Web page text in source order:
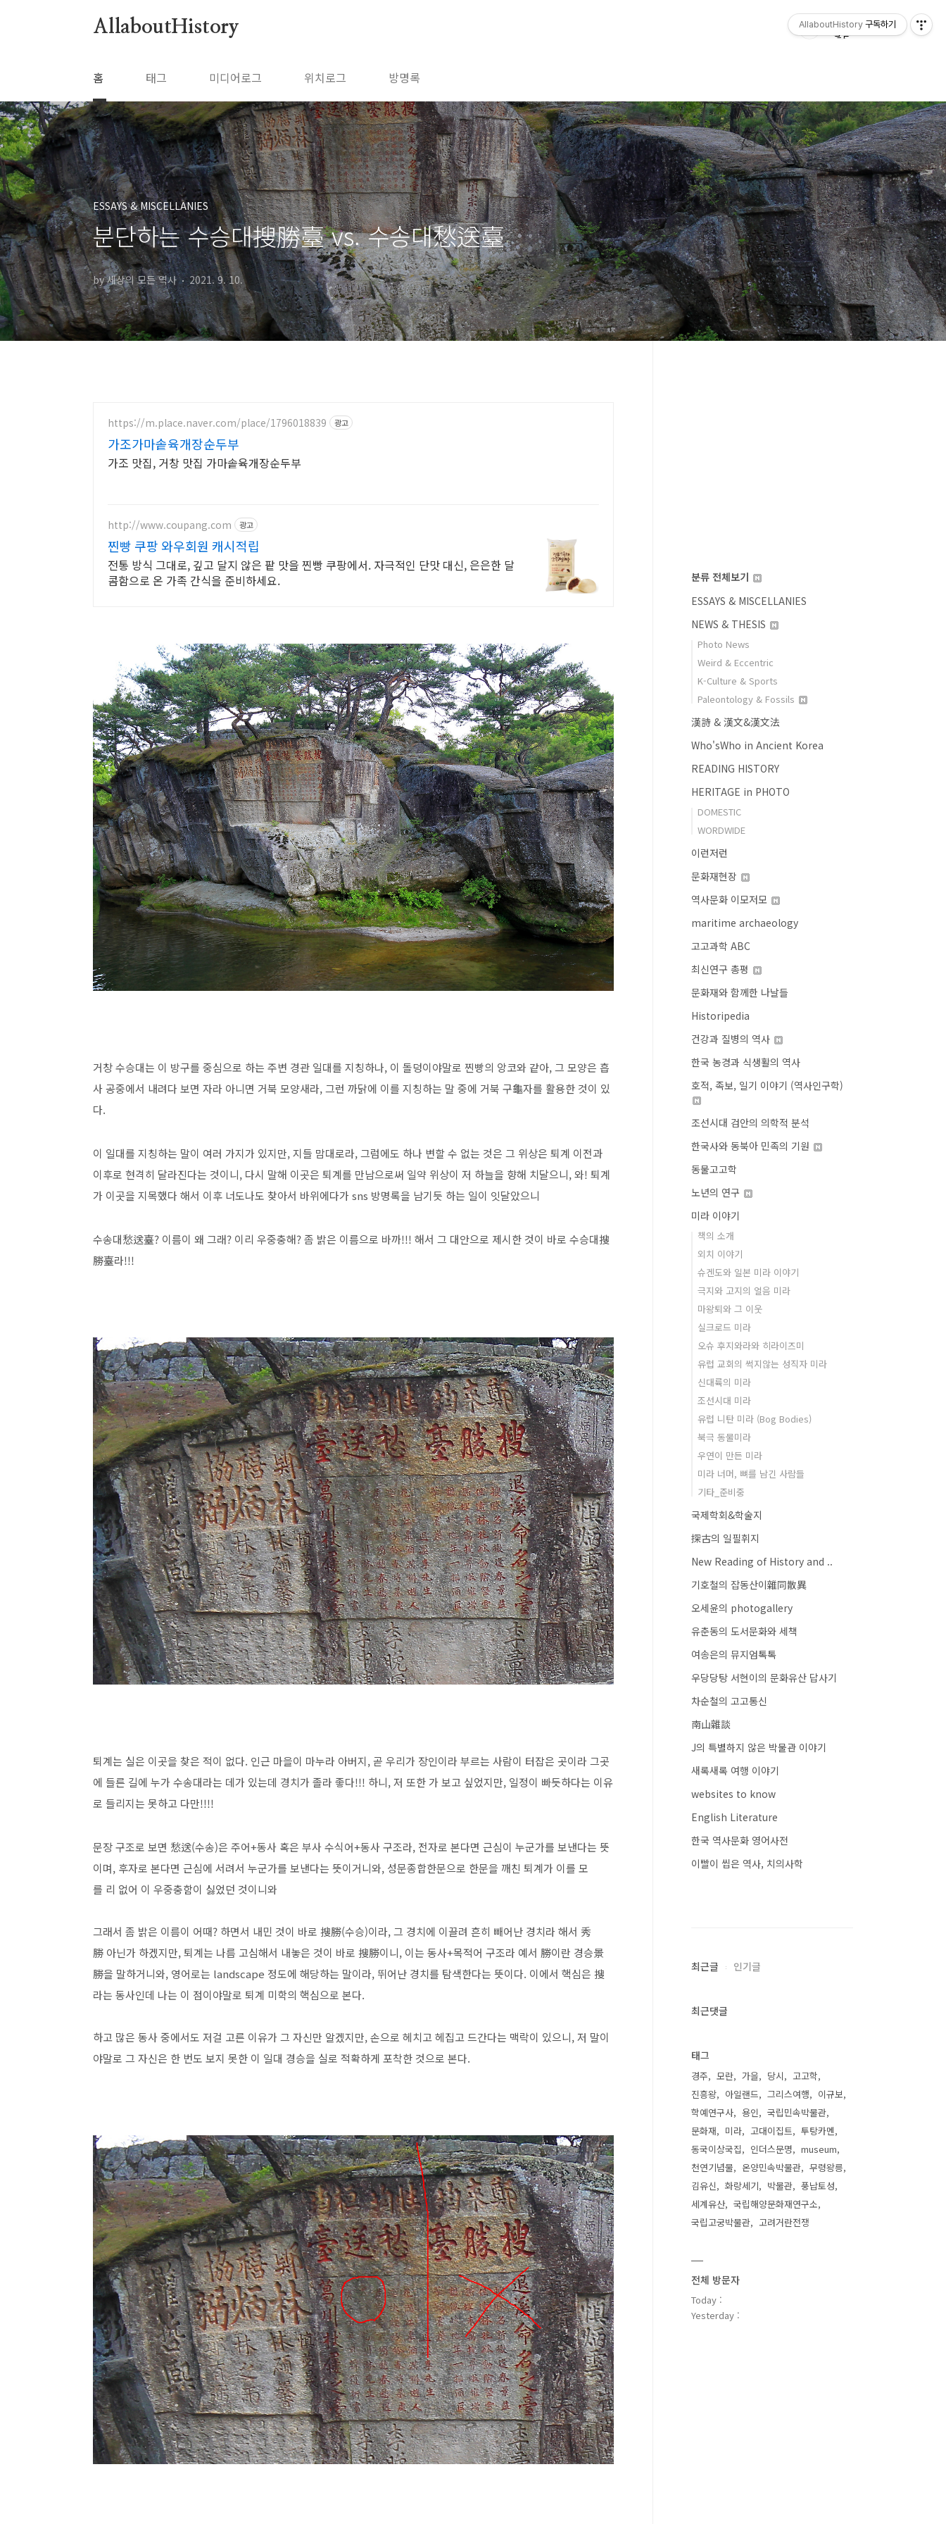
AllaboutHistory
홈 태그 미디어로그 위치로그 방명록
ESSAYS & MISCELLANIES
분단하는 수승대搜勝臺 vs. 수송대愁送臺
by 세상의 모든 역사 2021. 9. 10.
https://m.place.naver.com/place/1796018839 광고
가조가마솥육개장순두부
가조 맛집, 거창 맛집 가마솥육개장순두부
http://www.coupang.com 광고
찐빵 쿠팡 와우회원 캐시적립
전통 방식 그대로, 깊고 달지 않은 팥 맛을 찐빵 쿠팡에서. 자극적인 단맛 대신, 은은한 달
콤함으로 온 가족 간식을 준비하세요.
거창 수승대는 이 방구를 중심으로 하는 주변 경관 일대를 지칭하나, 이 돌덩이야말로 찐빵의 앙코와 같아, 그 모양은 흡
사 공중에서 내려다 보면 자라 아니면 거북 모양새라, 그런 까닭에 이를 지칭하는 말 중에 거북 구龜자를 활용한 것이 있
다.
이 일대를 지칭하는 말이 여러 가지가 있지만, 지들 맘대로라, 그럼에도 하나 변할 수 없는 것은 그 위상은 퇴계 이전과
이후로 현격히 달라진다는 것이니, 다시 말해 이곳은 퇴계를 만남으로써 일약 위상이 저 하늘을 향해 치달으니, 와! 퇴계
가 이곳을 지목했다 해서 이후 너도나도 찾아서 바위에다가 sns 방명록을 남기듯 하는 일이 잇달았으니
수송대愁送臺? 이름이 왜 그래? 이리 우중충해? 좀 밝은 이름으로 바까!!! 해서 그 대안으로 제시한 것이 바로 수승대搜
勝臺라!!!
퇴계는 실은 이곳을 찾은 적이 없다. 인근 마을이 마누라 아버지, 곧 우리가 장인이라 부르는 사람이 터잡은 곳이라 그곳
에 들른 길에 누가 수송대라는 데가 있는데 경치가 졸라 좋다!!! 하니, 저 또한 가 보고 싶었지만, 일정이 빠듯하다는 이유
로 들리지는 못하고 다만!!!!
문장 구조로 보면 愁送(수송)은 주어+동사 혹은 부사 수식어+동사 구조라, 전자로 본다면 근심이 누군가를 보낸다는 뜻
이며, 후자로 본다면 근심에 서려서 누군가를 보낸다는 뜻이거니와, 성문종합한문으로 한문을 깨친 퇴계가 이를 모
를 리 없어 이 우중충함이 싫었던 것이니와
그래서 좀 밝은 이름이 어때? 하면서 내민 것이 바로 搜勝(수승)이라, 그 경치에 이끌려 흔히 빼어난 경치라 해서 秀
勝 아닌가 하겠지만, 퇴계는 나름 고심해서 내놓은 것이 바로 搜勝이니, 이는 동사+목적어 구조라 예서 勝이란 경승景
勝을 말하거니와, 영어로는 landscape 정도에 해당하는 말이라, 뛰어난 경치를 탐색한다는 뜻이다. 이에서 핵심은 搜
라는 동사인데 나는 이 점이야말로 퇴계 미학의 핵심으로 본다.
하고 많은 동사 중에서도 저걸 고른 이유가 그 자신만 알겠지만, 손으로 헤치고 헤집고 드간다는 맥락이 있으니, 저 말이
야말로 그 자신은 한 번도 보지 못한 이 일대 경승을 실로 적확하게 포착한 것으로 본다.
분류 전체보기
ESSAYS & MISCELLANIES
NEWS & THESIS
Photo News
Weird & Eccentric
K-Culture & Sports
Paleontology & Fossils
漢詩 & 漢文&漢文法
Who'sWho in Ancient Korea
READING HISTORY
HERITAGE in PHOTO
DOMESTIC
WORDWIDE
이런저런
문화재현장
역사문화 이모저모
maritime archaeology
고고과학 ABC
최신연구 총평
문화재와 함께한 나날들
Historipedia
건강과 질병의 역사
한국 농경과 식생활의 역사
호적, 족보, 일기 이야기 (역사인구학)
조선시대 검안의 의학적 분석
한국사와 동북아 민족의 기원
동물고고학
노년의 연구
미라 이야기
책의 소개
외치 이야기
슈겐도와 일본 미라 이야기
극지와 고지의 얼음 미라
마왕퇴와 그 이웃
실크로드 미라
오슈 후지와라와 히라이즈미
유럽 교회의 썩지않는 성직자 미라
신대륙의 미라
조선시대 미라
유럽 니탄 미라 (Bog Bodies)
북극 동물미라
우연이 만든 미라
미라 너머, 뼈를 남긴 사람들
기타_준비중
국제학회&학술지
探古의 일필휘지
New Reading of History and ..
기호철의 잡동산이雜同散異
오세윤의 photogallery
유춘동의 도서문화와 세책
여송은의 뮤지엄톡톡
우당당탕 서현이의 문화유산 답사기
차순철의 고고통신
南山雜談
J의 특별하지 않은 박물관 이야기
새록새록 여행 이야기
websites to know
English Literature
한국 역사문화 영어사전
이빨이 씹은 역사, 치의사학
최근글 인기글
최근댓글
태그
경주 모란 가을 당시
고고학
진흥왕
아일랜드 그리스여행
이규보
학예연구사
용인
국립민속박물관
문화재
미라 고대이집트
투탕카멘
동국이상국집
인더스문명
museum
천연기념물
온양민속박물관
무령왕릉
김유신
화랑세기 박물관
풍납토성
세계유산
국립해양문화재연구소
국립고궁박물관
고려거란전쟁
전체 방문자
Today :
Yesterday :
AllaboutHistory 구독하기